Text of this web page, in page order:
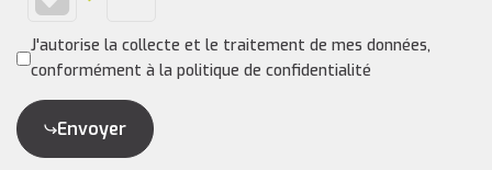
J'autorise la collecte et le traitement de mes données,
conformément à la politique de confidentialité
Envoyer